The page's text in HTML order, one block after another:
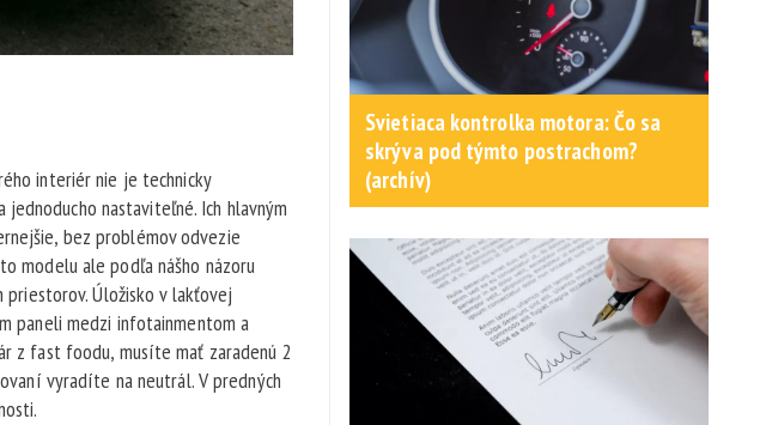
interiér nie je technicky
nastaviteľné. Ich hlavným
bez problémov odvezie
modelu ale podľa nášho názoru
Úložisko v lakťovej
paneli medzi infotainmentom a
z fast foodu, musíte mať zaradenú 2
vyradíte na neutrál. V predných
Svietiaca kontrolka motora: Čo sa
skrýva pod týmto postrachom?
(archív)